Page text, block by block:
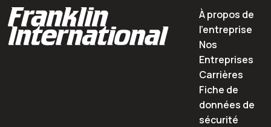
À propos de
l'entreprise
Nos
Entreprises
Carrières
Fiche de
données de
sécurité